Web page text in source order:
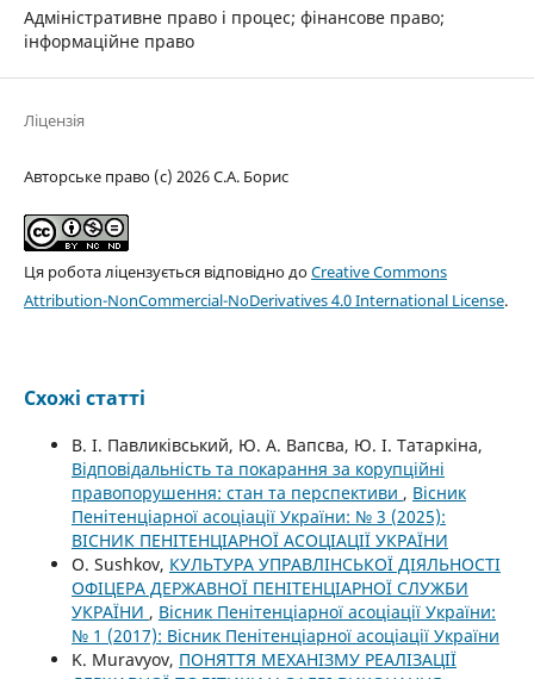
Адміністративне право і процес; фінансове право;
інформаційне право
Ліцензія
Авторське право (c) 2026 С.А. Борис
Ця робота ліцензується відповідно доCreative Commons
Attribution-NonCommercial-NoDerivatives 4.0 International License.
Схожі статті
В. І. Павликівський, Ю. А. Вапсва, Ю. І. Татаркіна,
Відповідальність та покарання за корупційні
правопорушення: стан та перспективи , Вісник
Пенітенціарної асоціації України: № 3 (2025):
ВІСНИК ПЕНІТЕНЦІАРНОЇ АСОЦІАЦІЇ УКРАЇНИ
О. Sushkov, КУЛЬТУРА УПРАВЛІНСЬКОЇ ДІЯЛЬНОСТІ
ОФІЦЕРА ДЕРЖАВНОЇ ПЕНІТЕНЦІАРНОЇ СЛУЖБИ
УКРАЇНИ , Вісник Пенітенціарної асоціації України:
№ 1 (2017): Вісник Пенітенціарної асоціації України
K. Muravyov, ПОНЯТТЯ МЕХАНІЗМУ РЕАЛІЗАЦІЇ